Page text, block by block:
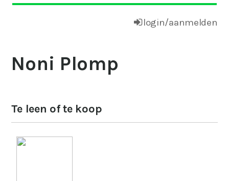
login/aanmelden
Noni Plomp
Te leen of te koop